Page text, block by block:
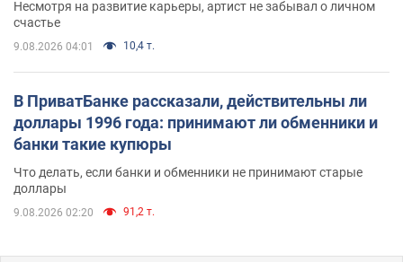
Несмотря на развитие карьеры, артист не забывал о личном
счастье
9.08.2026 04:01 10,4 т.
В ПриватБанке рассказали, действительны ли
доллары 1996 года: принимают ли обменники и
банки такие купюры
Что делать, если банки и обменники не принимают старые
доллары
9.08.2026 02:20 91,2 т.